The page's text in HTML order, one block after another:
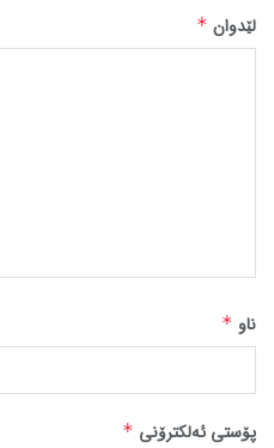
لێدوان *
ناو *
پۆستی ئەلکترۆنی *